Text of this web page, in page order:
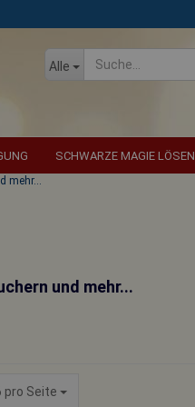
Alle
SCHWARZE MAGIE LÖSEN
mehr...
und mehr...
pro Seite
Seite